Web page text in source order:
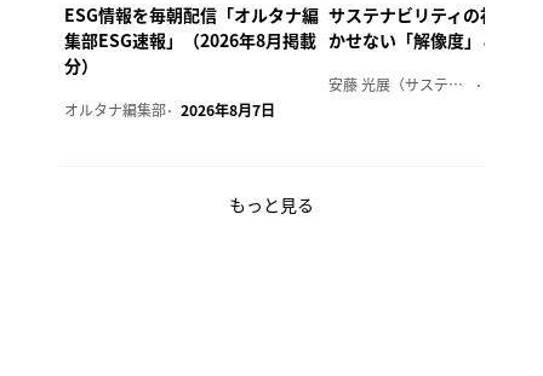
ESG情報を毎朝配信「オルタナ編
集部ESG速報」（2026年8月掲載
分）
オルタナ編集部 2026年8月7日
サステナビリティの社内浸
かせない「解像度」とは
安藤 光展（サステナビリティ・コンサルタント）
もっと見る